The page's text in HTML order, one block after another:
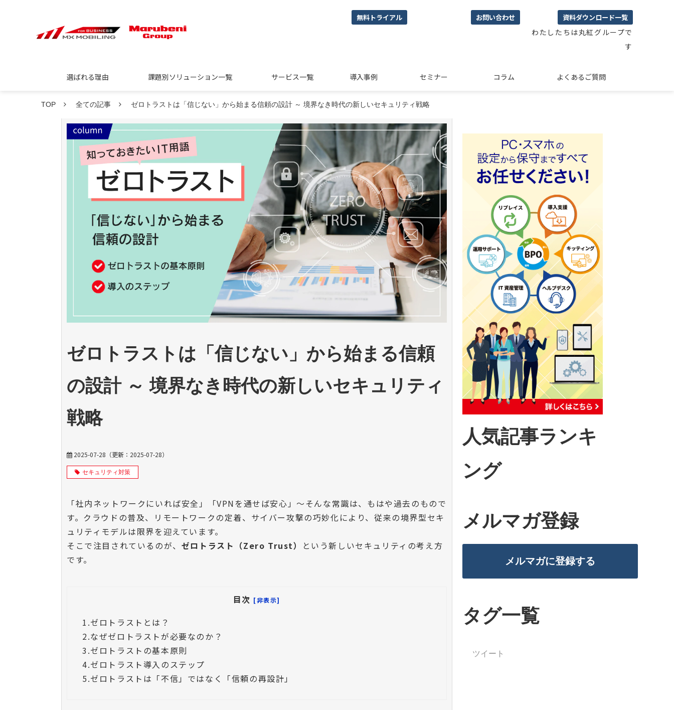
無料トライアル お問い合わせ 資料ダウンロード一覧
わたしたちは丸紅グループで
す
選ばれる理由 課題別ソリューション一覧 サービス一覧 導入事例 セミナー コラム よくあるご質問
TOP 全ての記事 ゼロトラストは「信じない」から始まる信頼の設計 ～ 境界なき時代の新しいセキュリティ戦略
ゼロトラストは「信じない」から始まる信頼
の設計 ～ 境界なき時代の新しいセキュリティ
戦略
2025-07-28 （更新： 2025-07-28）
セキュリティ対策
「社内ネットワークにいれば安全」「VPNを通せば安心」～そんな常識は、もはや過去のもので
す。クラウドの普及、リモートワークの定着、サイバー攻撃の巧妙化により、従来の境界型セキ
ュリティモデルは限界を迎えています。
そこで注目されているのが、 ゼロトラスト（Zero Trust）
という新しいセキュリティの考え方
です。
目次 [非表示]
1.ゼロトラストとは？
2.なぜゼロトラストが必要なのか？
3.ゼロトラストの基本原則
4.ゼロトラスト導入のステップ
5.ゼロトラストは「不信」ではなく「信頼の再設計」
人気記事ランキ
ング
メルマガ登録
メルマガに登録する
タグ一覧
ツイート